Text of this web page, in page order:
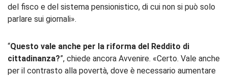
del fisco e del sistema pensionistico, di cui non si può solo
parlare sui giornali».
“Questo vale anche per la riforma del Reddito di
cittadinanza?”, chiede ancora Avvenire. «Certo. Vale anche
per il contrasto alla povertà, dove è necessario aumentare